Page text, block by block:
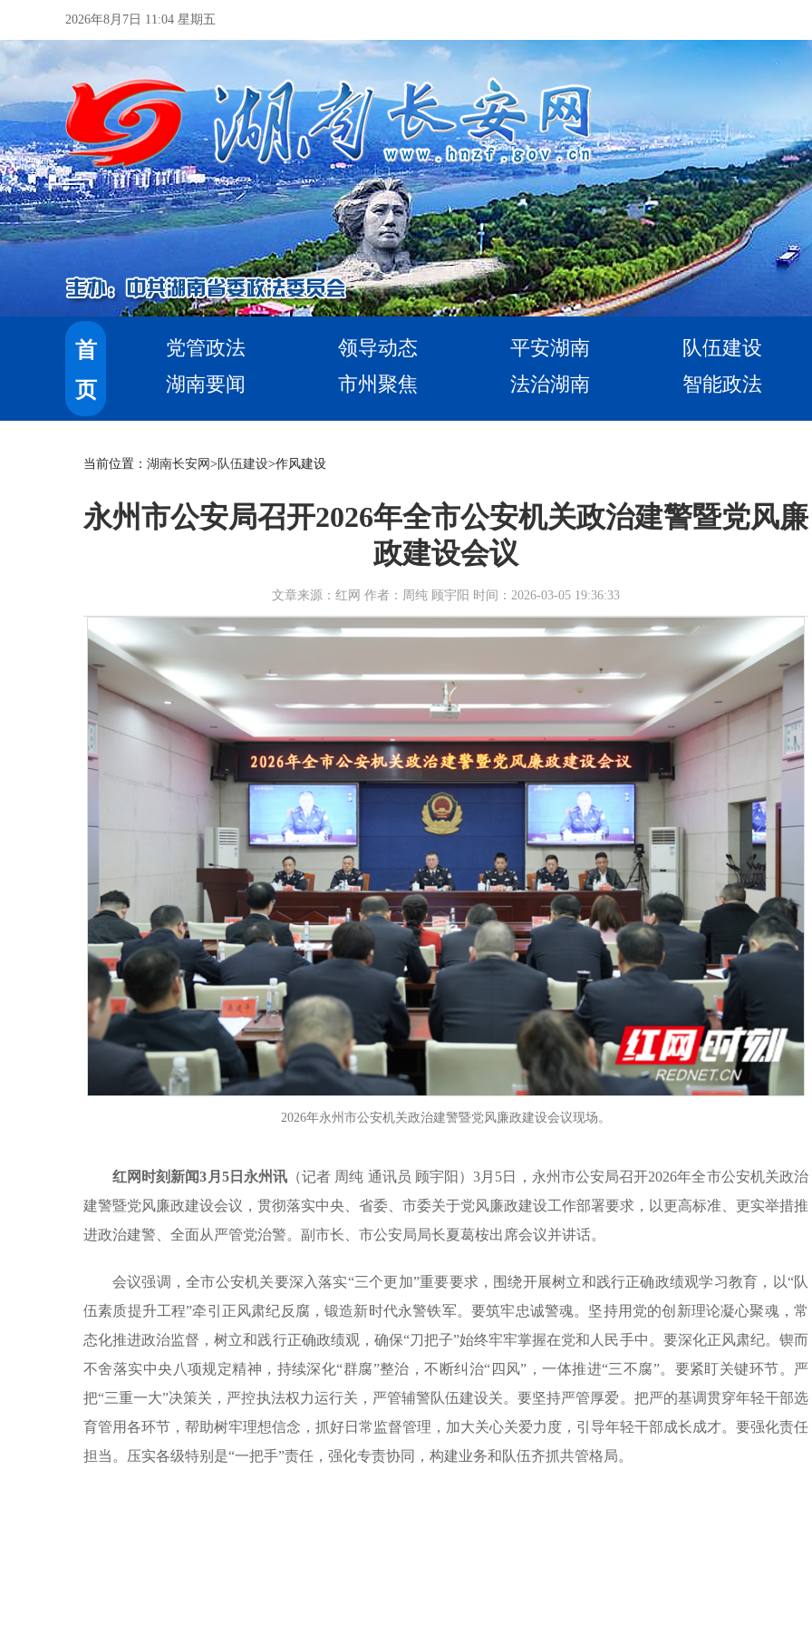
2026年8月7日 11:04 星期五
首
页
党管政法 领导动态 平安湖南
队伍建设
湖南要闻
市州聚焦 法治湖南 智能政法
当前位置： 湖南长安网 > 队伍建设>作风建设
永州市公安局召开2026年全市公安机关政治建警暨党风廉
政建设会议
文章来源：红网 作者：周纯 顾宇阳 时间：2026-03-05 19:36:33
2026年永州市公安机关政治建警暨党风廉政建设会议现场。
红网时刻新闻3月5日永州讯 （记者 周纯 通讯员 顾宇阳）3月5日，永州市公安局召开2026年全市公安机关政治
建警暨党风廉政建设会议，贯彻落实中央、省委、市委关于党风廉政建设工作部署要求，以更高标准、更实举措推
进政治建警、全面从严管党治警。副市长、市公安局局长夏葛桉出席会议并讲话。
会议强调，全市公安机关要深入落实“三个更加”重要要求，围绕开展树立和践行正确政绩观学习教育，以“队
伍素质提升工程”牵引正风肃纪反腐，锻造新时代永警铁军。要筑牢忠诚警魂。坚持用党的创新理论凝心聚魂，常
态化推进政治监督，树立和践行正确政绩观，确保“刀把子”始终牢牢掌握在党和人民手中。要深化正风肃纪。锲而
不舍落实中央八项规定精神，持续深化“群腐”整治，不断纠治“四风”，一体推进“三不腐”。要紧盯关键环节。严
把“三重一大”决策关，严控执法权力运行关，严管辅警队伍建设关。要坚持严管厚爱。把严的基调贯穿年轻干部选
育管用各环节，帮助树牢理想信念，抓好日常监督管理，加大关心关爱力度，引导年轻干部成长成才。要强化责任
担当。压实各级特别是“一把手”责任，强化专责协同，构建业务和队伍齐抓共管格局。